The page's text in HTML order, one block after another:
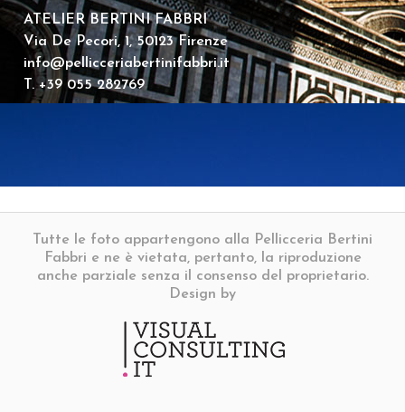
ATELIER BERTINI FABBRI
Via De Pecori, 1, 50123 Firenze
info@pellicceriabertinifabbri.it
T. +39 055 282769
Tutte le foto appartengono alla Pellicceria Bertini
Fabbri e ne è vietata, pertanto, la riproduzione
anche parziale senza il consenso del proprietario.
Design by